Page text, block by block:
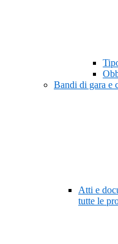
Bandi di gara e
Atti e
tutte le